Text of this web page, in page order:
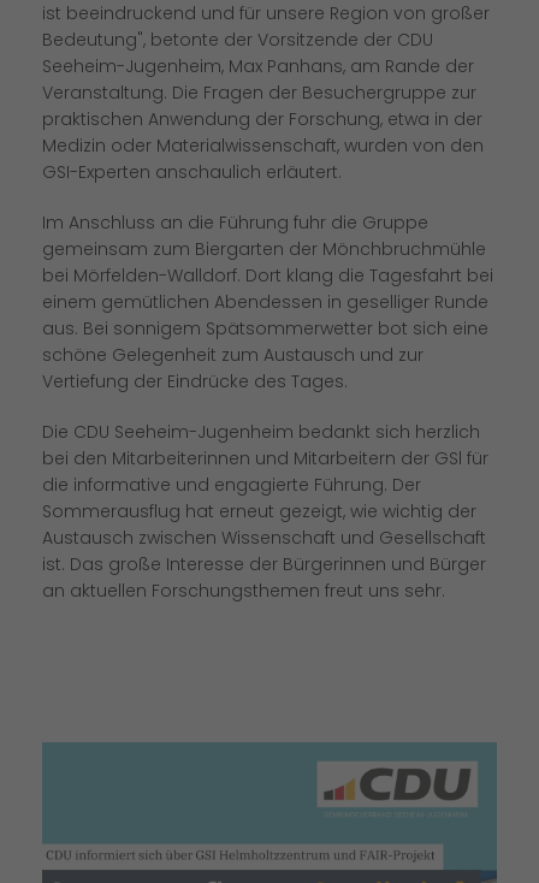
ist beeindruckend und für unsere Region von großer
Bedeutung", betonte der Vorsitzende der CDU
Seeheim-Jugenheim, Max Panhans, am Rande der
Veranstaltung. Die Fragen der Besuchergruppe zur
praktischen Anwendung der Forschung, etwa in der
Medizin oder Materialwissenschaft, wurden von den
GSI-Experten anschaulich erläutert.
Im Anschluss an die Führung fuhr die Gruppe
gemeinsam zum Biergarten der Mönchbruchmühle
bei Mörfelden-Walldorf. Dort klang die Tagesfahrt bei
einem gemütlichen Abendessen in geselliger Runde
aus. Bei sonnigem Spätsommerwetter bot sich eine
schöne Gelegenheit zum Austausch und zur
Vertiefung der Eindrücke des Tages.
Die CDU Seeheim-Jugenheim bedankt sich herzlich
bei den Mitarbeiterinnen und Mitarbeitern der GSl für
die informative und engagierte Führung. Der
Sommerausflug hat erneut gezeigt, wie wichtig der
Austausch zwischen Wissenschaft und Gesellschaft
ist. Das große Interesse der Bürgerinnen und Bürger
an aktuellen Forschungsthemen freut uns sehr.